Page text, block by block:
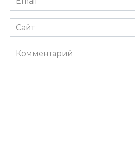
*
Сайт
Комментарий